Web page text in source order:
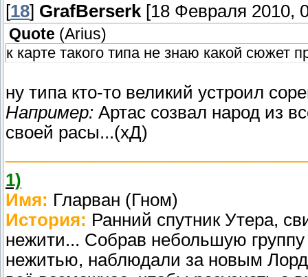
[18] GrafBerserk [18 Февраля 2010,
Quote (Arius)
к карте такого типа не знаю какой сюжет
ну типа кто-то великий устроил
Например: Артас созвал народ из
своей расы...(хД)
1)
Имя: Гларван (Гном)
История: Ранний спутник Утера,
нежити... Собрав небольшую
нежитью, наблюдали за новым